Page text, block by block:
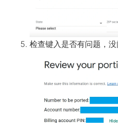
检查键入是否有问题，